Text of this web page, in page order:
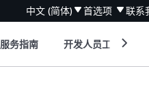
中文 (简体) 首选项 联系
服务指南 开发人员工具